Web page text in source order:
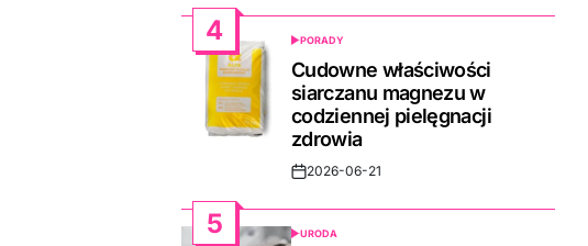
4
POSTED
IN
PORADY
Cudowne właściwości
siarczanu magnezu w
codziennej pielęgnacji
zdrowia
Post2026-06-21
5
POSTED
URODA